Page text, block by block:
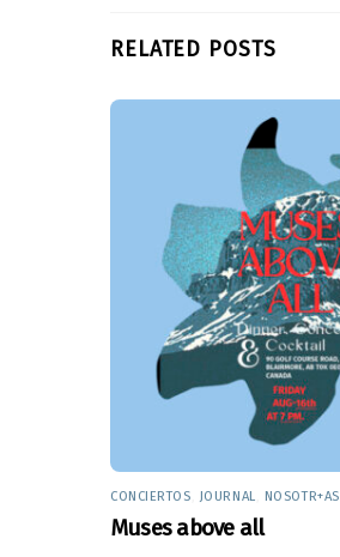
RELATED POSTS
CONCIERTOS JOURNAL NOSOTR+AS
Muses above all